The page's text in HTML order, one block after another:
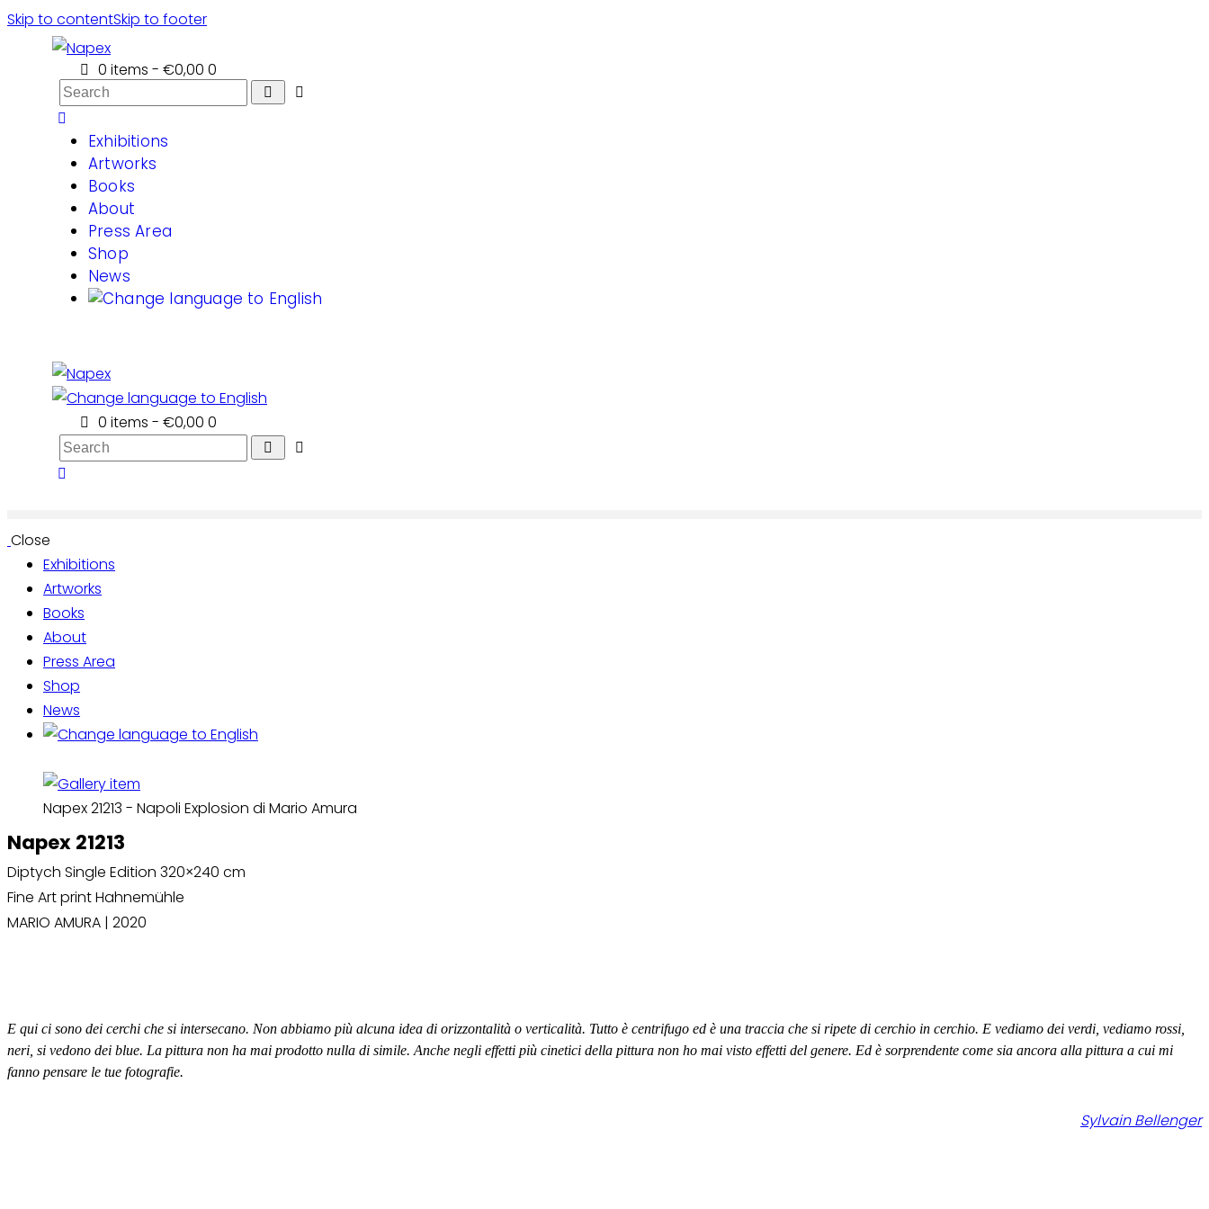
Skip to contentSkip to footer
0 items - €0,00 0
Search
Exhibitions
Artworks
Books
About
Press Area
Shop
News
0 items - €0,00 0
Search
Close
Exhibitions
Artworks
Books
About
Press Area
Shop
News
Napex 21213 - Napoli Explosion di Mario Amura
Napex 21213
Diptych Single Edition 320×240 cm
Fine Art print Hahnemühle
MARIO AMURA | 2020
E qui ci sono dei cerchi che si intersecano. Non abbiamo più alcuna idea di orizzontalità o verticalità. Tutto è centrifugo ed è una traccia che si ripete di cerchio in cerchio. E vediamo dei verdi, vediamo rossi,
neri, si vedono dei blue. La pittura non ha mai prodotto nulla di simile. Anche negli effetti più cinetici della pittura non ho mai visto effetti del genere. Ed è sorprendente come sia ancora alla pittura a cui mi
fanno pensare le tue fotografie.
Sylvain Bellenger